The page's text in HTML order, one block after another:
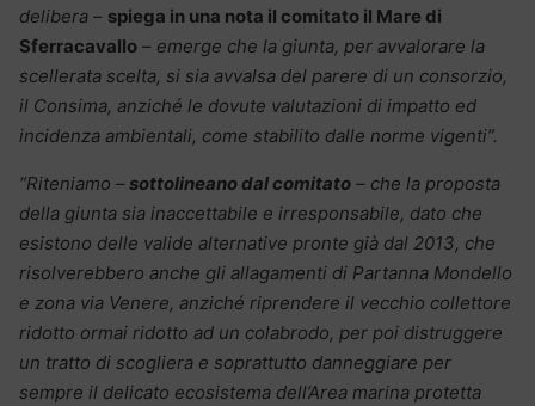
delibera – spiega in una nota il comitato il Mare di
Sferracavallo – emerge che la giunta, per avvalorare la
scellerata scelta, si sia avvalsa del parere di un consorzio,
il Consima, anziché le dovute valutazioni di impatto ed
incidenza ambientali, come stabilito dalle norme vigenti”.
“Riteniamo –sottolineano dal comitato – che la proposta
della giunta sia inaccettabile e irresponsabile, dato che
esistono delle valide alternative pronte già dal 2013, che
risolverebbero anche gli allagamenti di Partanna Mondello
e zona via Venere, anziché riprendere il vecchio collettore
ridotto ormai ridotto ad un colabrodo, per poi distruggere
un tratto di scogliera e soprattutto danneggiare per
sempre il delicato ecosistema dell’Area marina protetta